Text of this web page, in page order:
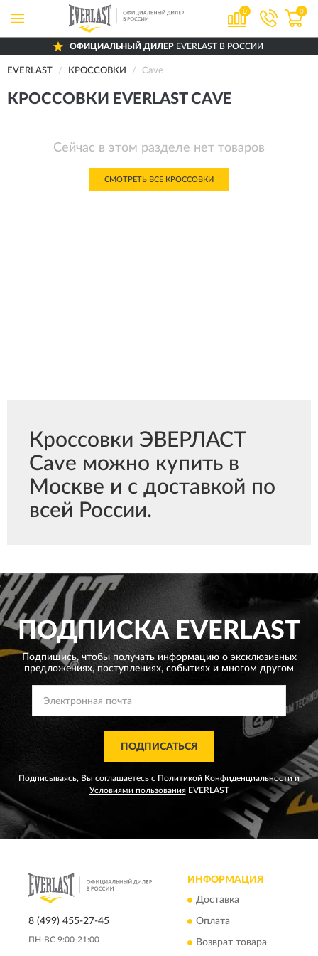
0 0
ОФИЦИАЛЬНЫЙ ДИЛЕР EVERLAST В РОССИИ
EVERLAST КРОССОВКИ Cave
КРОССОВКИ EVERLAST CAVE
Сейчас в этом разделе нет товаров
СМОТРЕТЬ ВСЕ КРОССОВКИ
Кроссовки ЭВЕРЛАСТ
Cave можно купить в
Москве и с доставкой по
всей России.
ПОДПИСКАEVERLAST
Подпишись, чтобы получать информацию о эксклюзивных
предложениях, поступлениях, событиях и многом другом
ПОДПИСАТЬСЯ
Подписываясь, Вы соглашаетесь с Политикой Конфиденциальности и
Условиями пользованияEVERLAST
8 (499) 455-27-45
ПН-ВС 9:00-21:00
ИНФОРМАЦИЯ
Доставка
Оплата
Возврат товара